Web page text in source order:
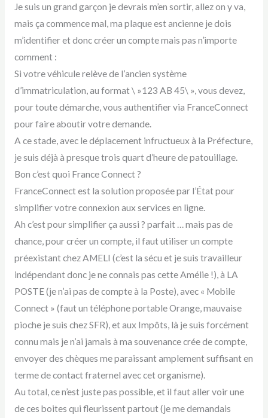
Je suis un grand garçon je devrais m’en sortir, allez on y va,
mais ça commence mal, ma plaque est ancienne je dois
m’identifier et donc créer un compte mais pas n’importe
comment :
Si votre véhicule relève de l’ancien système
d’immatriculation, au format \ »123 AB 45\ », vous devez,
pour toute démarche, vous authentifier via FranceConnect
pour faire aboutir votre demande.
A ce stade, avec le déplacement infructueux à la Préfecture,
je suis déjà à presque trois quart d’heure de patouillage.
Bon c’est quoi France Connect ?
FranceConnect est la solution proposée par l’État pour
simplifier votre connexion aux services en ligne.
Ah c’est pour simplifier ça aussi ? parfait … mais pas de
chance, pour créer un compte, il faut utiliser un compte
préexistant chez AMELI (c’est la sécu et je suis travailleur
indépendant donc je ne connais pas cette Amélie !), à LA
POSTE (je n’ai pas de compte à la Poste), avec « Mobile
Connect » (faut un téléphone portable Orange, mauvaise
pioche je suis chez SFR), et aux Impôts, là je suis forcément
connu mais je n’ai jamais à ma souvenance crée de compte,
envoyer des chèques me paraissant amplement suffisant en
terme de contact fraternel avec cet organisme).
Au total, ce n’est juste pas possible, et il faut aller voir une
de ces boites qui fleurissent partout (je me demandais